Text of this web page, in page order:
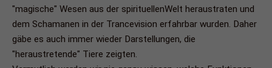
"magische" Wesen aus der spirituellenWelt heraustraten und
dem Schamanen in der Trancevision erfahrbar wurden. Daher
gäbe es auch immer wieder Darstellungen, die
"heraustretende" Tiere zeigten.